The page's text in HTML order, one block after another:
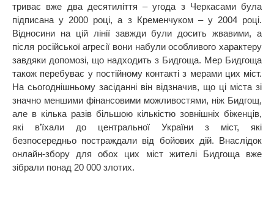
триває вже два десятиліття – угода з Черкасами була
підписана у 2000 році, а з Кременчуком – у 2004 році.
Відносини на цій лінії завжди були досить жвавими, а
після російської агресії вони набули особливого характеру
завдяки допомозі, що надходить з Бидгоща. Мер Бидгоща
також перебуває у постійному контакті з мерами цих міст.
На сьогоднішньому засіданні він відзначив, що ці міста зі
значно меншими фінансовими можливостями, ніж Бидгощ,
але в кілька разів більшою кількістю зовнішніх біженців,
які в’їхали до центральної України з міст, які
безпосередньо постраждали від бойових дій. Внаслідок
онлайн-збору для обох цих міст жителі Бидгоща вже
зібрали понад 20 000 злотих.